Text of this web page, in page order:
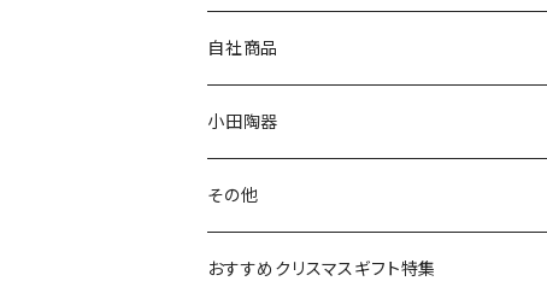
プレート
ボウル
ガラスウェア
カトラリー
80th記念アイテム
リトルミイの日記念アイテム
MOOMIN ANIMATION
スヌーピー
ピーターラビット
ポケットモンスター
LA AMYS(エミーズ)
LISA LARSON(リサラーソン)
LAURA ASHLEY(ローラ アシュレイ)
Finlayson(フィンレイソン)
自社商品
ねこ企画
Cecera(セセラ)
CELEC(セレック)
小田陶器
さざなみ
吉祥
その他
リサイクル食器
おすすめクリスマスギフト特集